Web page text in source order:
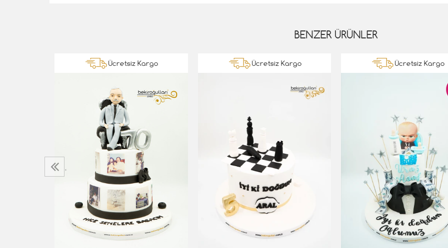
BENZER ÜRÜNLER
Ücretsiz Kargo Ücretsiz Kargo Ücretsiz Kargo
‹